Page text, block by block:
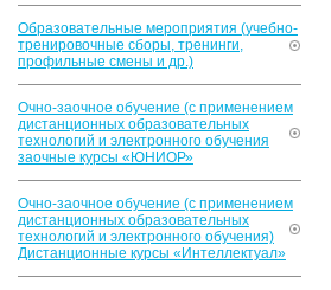
Образовательные мероприятия (учебно-
тренировочные сборы, тренинги,
профильные смены и др.)
Очно-заочное обучение (с применением
дистанционных образовательных
технологий и электронного обучения
заочные курсы «ЮНИОР»
Очно-заочное обучение (с применением
дистанционных образовательных
технологий и электронного обучения)
Дистанционные курсы «Интеллектуал»